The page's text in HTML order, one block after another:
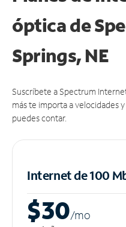
óptica de
Springs, NE
Suscríbete a Spectrum
más te importa a velocidades
puedes contar.
Internet de 100
$30/mo